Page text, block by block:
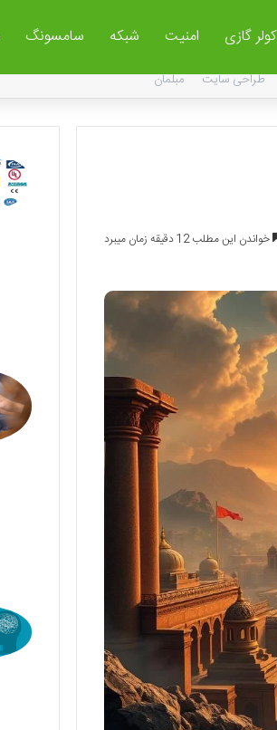
کولر گازی امنیت شبکه سامسونگ
طراحی سایت مبلمان
خواندن این مطلب 12 دقیقه زمان میبرد